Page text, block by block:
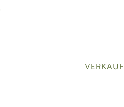
VERKAUF